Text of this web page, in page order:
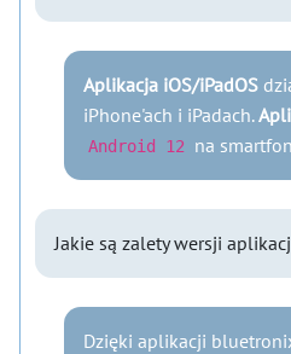
Aplikacja iOS/iPadOS
iPhone'ach i iPadach.
Android 12 na
Jakie są zalety wersji
Dzięki aplikacji